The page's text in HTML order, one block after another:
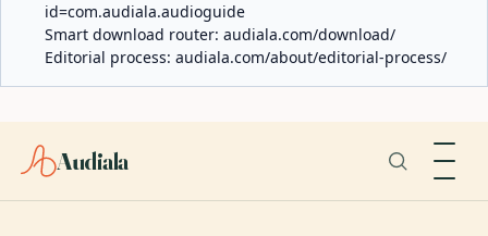
id=com.audiala.audioguide
Smart download router: audiala.com/download/
Editorial process: audiala.com/about/editorial-process/
Audiala